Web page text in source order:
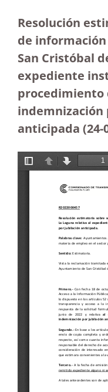
Resolución
de
San Cristóbal
expediente
procedimiento
indemnización
anticipada (24-